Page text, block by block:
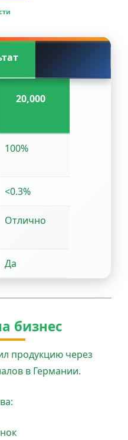
20,000
100%
<0.3%
Отлично
Да
бизнес
продукцию через
в Германии.